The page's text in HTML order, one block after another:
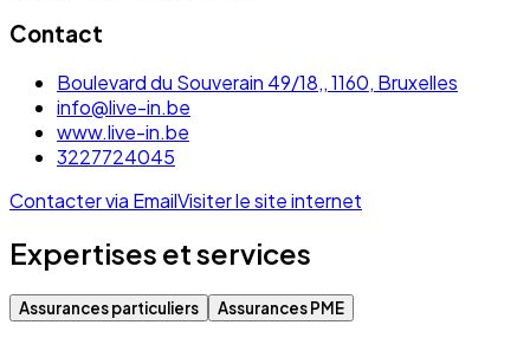
Contact
Boulevard du Souverain 49/18,, 1160, Bruxelles
info@live-in.be
www.live-in.be
3227724045
Contacter via EmailVisiter le site internet
Expertises et services
Assurances particuliers Assurances PME